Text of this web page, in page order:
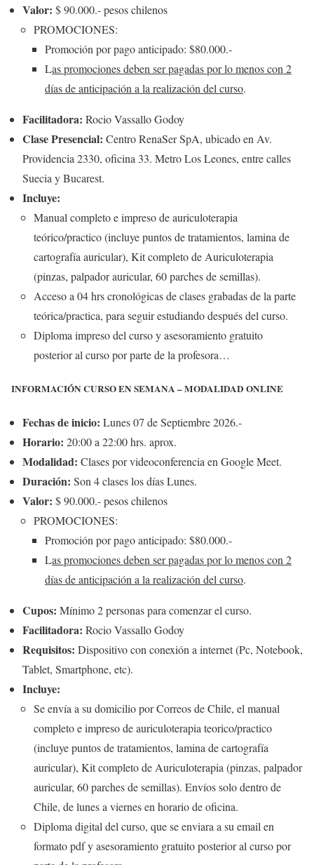
Valor: $ 90.000.- pesos chilenos
PROMOCIONES:
Promoción por pago anticipado: $80.000.-
Las promociones deben ser pagadas por lo menos con 2
días de anticipación a la realización del curso.
Facilitadora: Rocio Vassallo Godoy
Clase Presencial: Centro RenaSer SpA, ubicado en Av.
Providencia 2330, oficina 33. Metro Los Leones, entre calles
Suecia y Bucarest.
Incluye:
Manual completo e impreso de auriculoterapia
teórico/practico (incluye puntos de tratamientos, lamina de
cartografía auricular), Kit completo de Auriculoterapia
(pinzas, palpador auricular, 60 parches de semillas).
Acceso a 04 hrs cronológicas de clases grabadas de la parte
teórica/practica, para seguir estudiando después del curso.
Diploma impreso del curso y asesoramiento gratuito
posterior al curso por parte de la profesora…
INFORMACIÓN CURSO EN SEMANA –MODALIDAD ONLINE
Fechas de inicio: Lunes 07 de Septiembre 2026.-
Horario: 20:00 a 22:00 hrs. aprox.
Modalidad: Clases por videoconferencia en Google Meet.
Duración: Son 4 clases los días Lunes.
Valor: $ 90.000.- pesos chilenos
PROMOCIONES:
Promoción por pago anticipado: $80.000.-
Las promociones deben ser pagadas por lo menos con 2
días de anticipación a la realización del curso.
Cupos: Mínimo 2 personas para comenzar el curso.
Facilitadora: Rocio Vassallo Godoy
Requisitos: Dispositivo con conexión a internet (Pc, Notebook,
Tablet, Smartphone, etc).
Incluye:
Se envía a su domicilio por Correos de Chile, el manual
completo e impreso de auriculoterapia teorico/practico
(incluye puntos de tratamientos, lamina de cartografía
auricular), Kit completo de Auriculoterapia (pinzas, palpador
auricular, 60 parches de semillas). Envíos solo dentro de
Chile, de lunes a viernes en horario de oficina.
Diploma digital del curso, que se enviara a su email en
formato pdf y asesoramiento gratuito posterior al curso por